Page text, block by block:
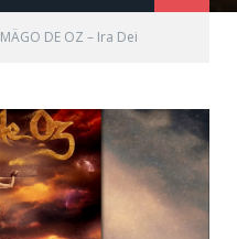
MÄGO DE OZ – Ira Dei